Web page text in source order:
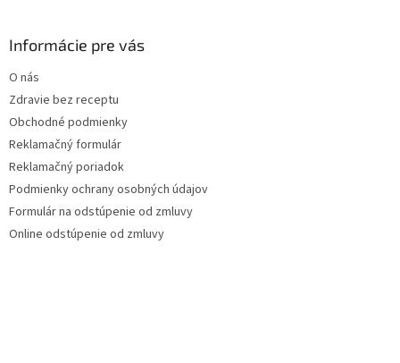
Informácie pre vás
O nás
Zdravie bez receptu
Obchodné podmienky
Reklamačný formulár
Reklamačný poriadok
Podmienky ochrany osobných údajov
Formulár na odstúpenie od zmluvy
Online odstúpenie od zmluvy